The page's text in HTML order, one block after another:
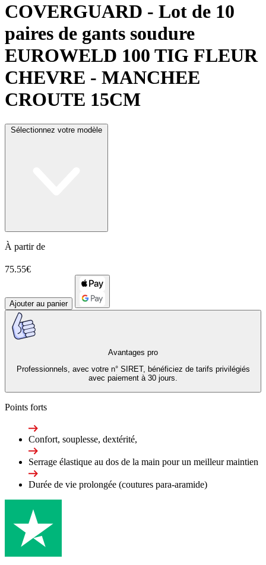
COVERGUARD - Lot de 10
paires de gants soudure
EUROWELD 100 TIG FLEUR
CHEVRE - MANCHEE
CROUTE 15CM
Sélectionnez votre modèle
À partir de
75.55€
Ajouter au panier
Avantages pro
Professionnels, avec votre n° SIRET, bénéficiez de tarifs privilégiés
avec paiement à 30 jours.
Points forts
Confort, souplesse, dextérité,
Serrage élastique au dos de la main pour un meilleur maintien
Durée de vie prolongée (coutures para-aramide)